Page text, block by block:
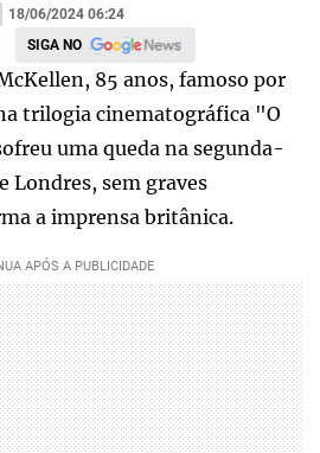
18/06/2024 06:24
SIGA NO
85 anos, famoso por
trilogia cinematográfica "O
uma queda na segunda-
Londres, sem graves
a imprensa britânica.